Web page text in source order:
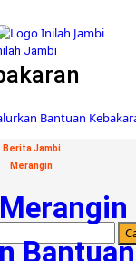
Berita Jambi
Merangin
Bantuan